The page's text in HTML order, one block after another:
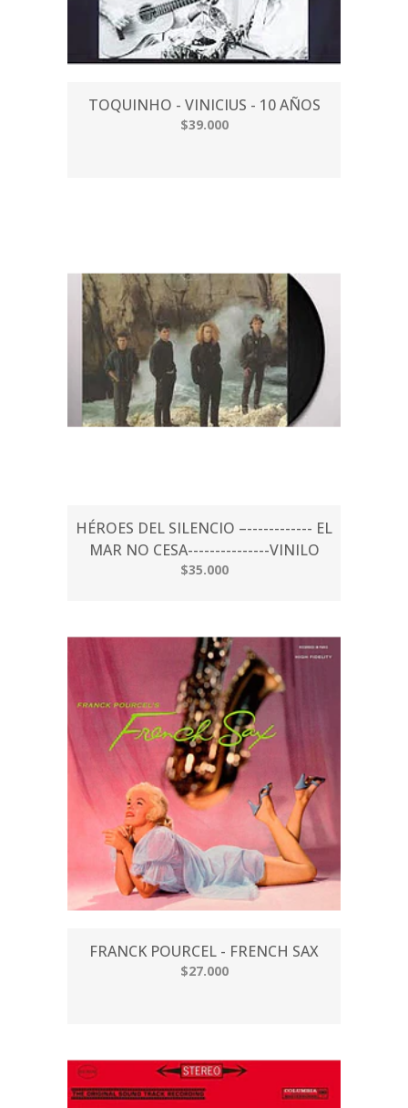
TOQUINHO - VINICIUS - 10 AÑOS
$39.000
HÉROES DEL SILENCIO –------------ EL
MAR NO CESA---------------VINILO
$35.000
FRANCK POURCEL - FRENCH SAX
$27.000